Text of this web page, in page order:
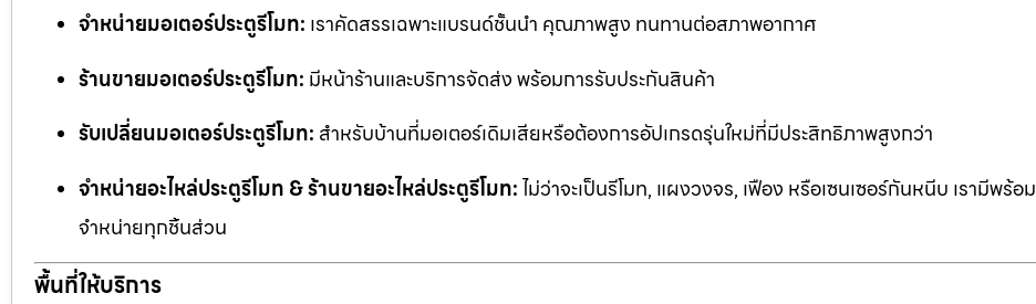
จำหน่ายมอเตอร์ประตูรีโมท: เราคัดสรรเฉพาะแบรนด์ชั้นนำ คุณภาพสูง ทนทานต่อสภาพอากาศ
ร้านขายมอเตอร์ประตูรีโมท: มีหน้าร้านและบริการจัดส่ง พร้อมการรับประกันสินค้า
รับเปลี่ยนมอเตอร์ประตูรีโมท: สำหรับบ้านที่มอเตอร์เดิมเสียหรือต้องการอัปเกรดรุ่นใหม่ที่มีประสิทธิภาพสูงกว่า
จำหน่ายอะไหล่ประตูรีโมท & ร้านขายอะไหล่ประตูรีโมท:ไม่ว่าจะเป็นรีโมท, แผงวงจร, เฟือง หรือเซนเซอร์กันหนีบ เรามีพร้อม
จำหน่ายทุกชิ้นส่วน
พื้นที่ให้บริการ